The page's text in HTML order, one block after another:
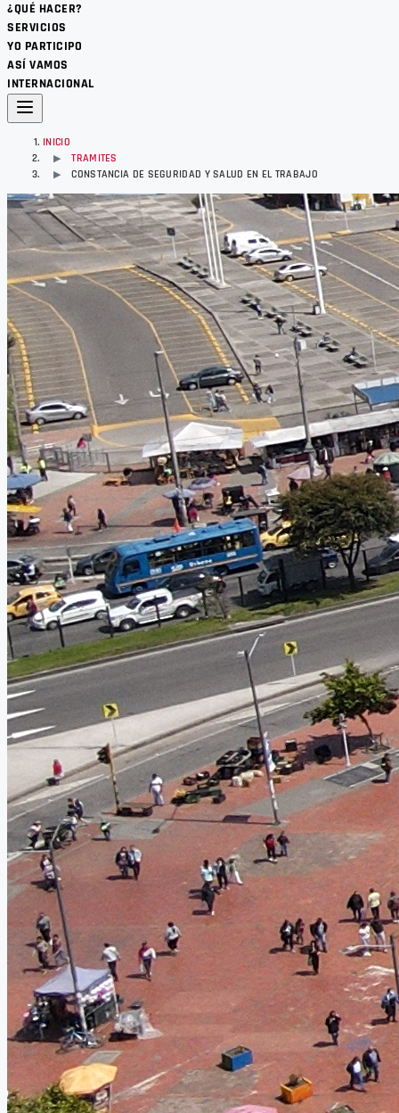
¿QUÉ HACER?
SERVICIOS
YO PARTICIPO
ASÍ VAMOS
INTERNACIONAL
INICIO
▶ TRAMITES
▶ CONSTANCIA DE SEGURIDAD Y SALUD EN EL TRABAJO